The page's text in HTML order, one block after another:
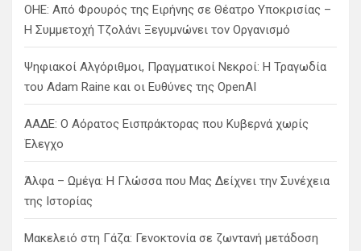
ΟΗΕ: Από Φρουρός της Ειρήνης σε Θέατρο Υποκρισίας –
Η Συμμετοχή Τζολάνι Ξεγυμνώνει τον Οργανισμό
Ψηφιακοί Αλγόριθμοι, Πραγματικοί Νεκροί: Η Τραγωδία
του Adam Raine και οι Ευθύνες της OpenAI
ΑΑΔΕ: Ο Αόρατος Εισπράκτορας που Κυβερνά χωρίς
Έλεγχο
Άλφα – Ωμέγα: Η Γλώσσα που Μας Δείχνει την Συνέχεια
της Ιστορίας
Μακελειό στη Γάζα: Γενοκτονία σε ζωντανή μετάδοση